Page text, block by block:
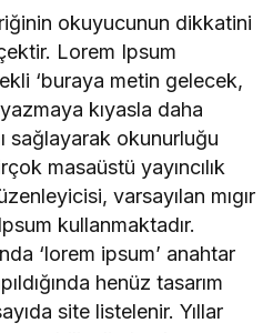
okuyucunun dikkatini
Lorem Ipsum
‘buraya metin gelecek,
kıyasla daha
sağlayarak okunurluğu
masaüstü yayıncılık
varsayılan mıgır
kullanmaktadır.
‘lorem ipsum’ anahtar
henüz tasarım
site listelenir. Yıllar